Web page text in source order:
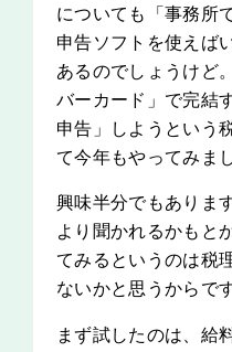
についても「事務所
申告ソフトを使えば
あるのでしょうけど
バーカード」で完結
申告」しようという
て今年もやってみま
興味半分でもありま
より聞かれるかもと
てみるというのは税
ないかと思うからです
まず試したのは、給